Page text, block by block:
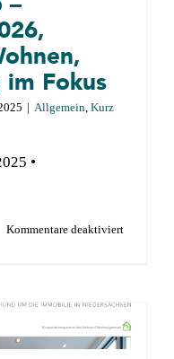
im Fokus
| Allgemein, Kurz
•
Kommentare deaktiviertfür
2026,